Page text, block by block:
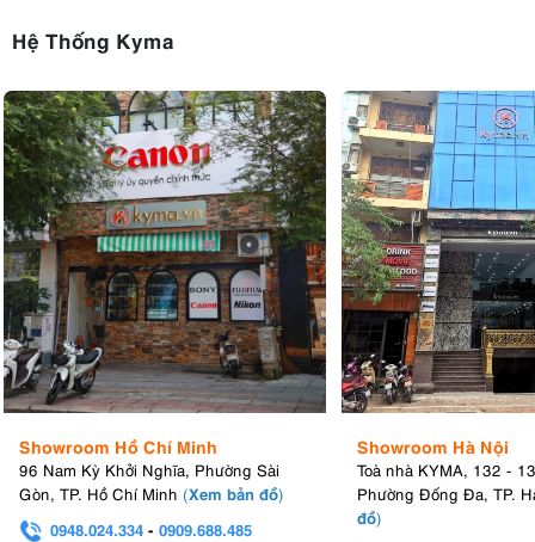
Hệ Thống Kyma
Showroom Hồ Chí Minh
96 Nam Kỳ Khởi Nghĩa, Phường Sài
Gòn, TP. Hồ Chí Minh (Xem bản đồ)
0948.024.334 - 0909.688.485
Showroom Hà Nội
Toà nhà KYMA, 132 -
Phường Đống Đa, TP.
đồ)